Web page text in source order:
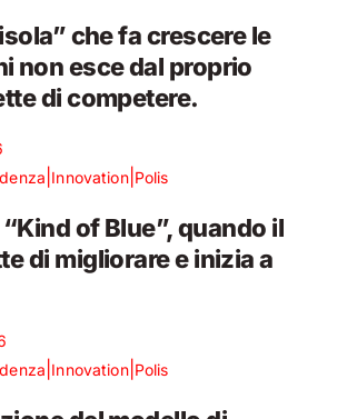
che fa crescere le
non esce dal proprio
di competere.
Innovation| Polis
of Blue”, quando il
di migliorare e inizia a
Innovation| Polis